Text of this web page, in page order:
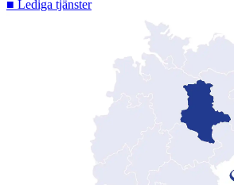
■ Lediga tjänster